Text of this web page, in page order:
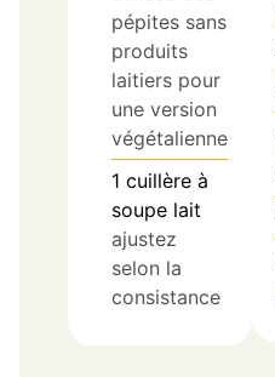
pépites sans
produits
laitiers pour
une version
végétalienne
1 cuillère à
soupe lait
ajustez
selon la
consistance